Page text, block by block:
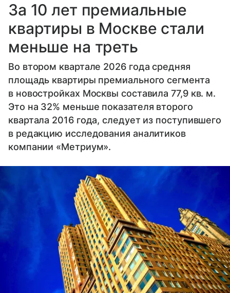
За 10 лет премиальные
квартиры в Москве стали
меньше на треть
Во втором квартале 2026 года средняя
площадь квартиры премиального сегмента
в новостройках Москвы составила 77,9 кв. м.
Это на 32% меньше показателя второго
квартала 2016 года, следует из поступившего
в редакцию исследования аналитиков
компании «Метриум».